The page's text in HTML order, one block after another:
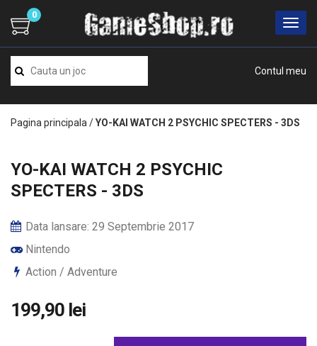
Contul meu
0
Pagina principala /YO-KAI WATCH 2 PSYCHIC SPECTERS - 3DS
YO-KAI WATCH 2 PSYCHIC
SPECTERS - 3DS
Data lansare: 29 Septembrie 2017
Nintendo
Action / Adventure
199,90 lei